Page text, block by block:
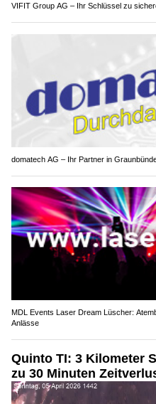
VIFIT Group AG – Ihr Schlüssel zu
domatech AG – Ihr Partner in
MDL Events Laser Dream Lüscher:
Anlässe
Quinto TI: 3 Kilometer
zu 30 Minuten